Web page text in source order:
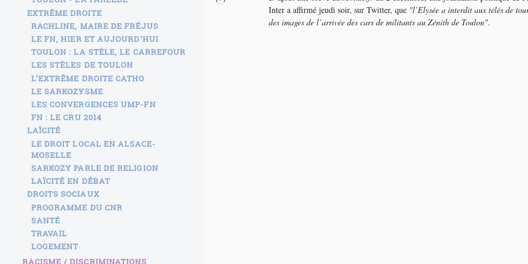
Inter a affirmé jeudi soir, sur Twitter, que "l’Elysée a interdit aux télés de
des images de l’arrivée des cars de militants au Zénith de Toulon".
EXTRÊME DROITE
RACHLINE, MAIRE DE FRÉJUS
LE FN, HIER ET AUJOURD’HUI
TOULON : LA STÈLE, LE CARREFOUR
LES STÈLES DE TOULON
L’EXTRÊME DROITE CATHO
LE SARKOZYSME
LES CONVERGENCES UMP-FN
FN : LE CRU 2014
LAÏCITÉ
LE DROIT LOCAL EN ALSACE-
MOSELLE
SARKOZY PARLE DE RELIGION
LAÏCITÉ EN DÉBAT
DROITS SOCIAUX
PROGRAMME DU CNR
SANTÉ
TRAVAIL
LOGEMENT
RACISME / DISCRIMINATIONS